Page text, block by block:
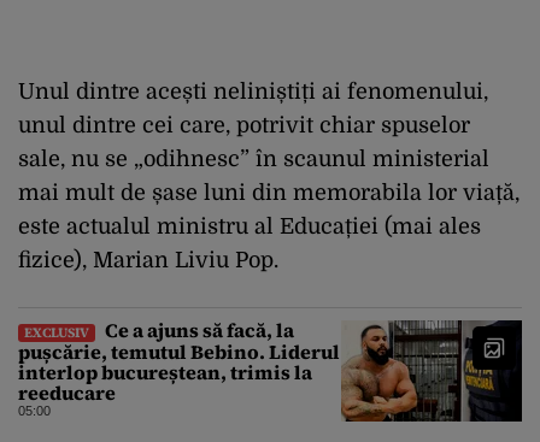
Unul dintre acești neliniștiți ai fenomenului,
unul dintre cei care, potrivit chiar spuselor
sale, nu se „odihnesc” în scaunul ministerial
mai mult de șase luni din memorabila lor viață,
este actualul ministru al Educației (mai ales
fizice), Marian Liviu Pop.
EXCLUSIV
Ce a ajuns să facă, la
pușcărie, temutul Bebino. Liderul
interlop bucureștean, trimis la
reeducare
05:00